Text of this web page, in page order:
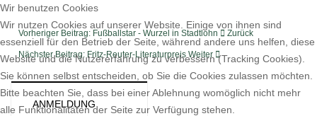
Vorheriger Beitrag: Fußballstar - Wurzel in Stadtlohn Zurück
Nächster Beitrag: Fritz-Reuter-Literaturpreis Weiter
ANMELDUNG
Wir benutzen Cookies
Wir nutzen Cookies auf unserer Website. Einige von ihnen sind
essenziell für den Betrieb der Seite, während andere uns helfen, diese
Website und die Nutzererfahrung zu verbessern (Tracking Cookies).
Sie können selbst entscheiden, ob Sie die Cookies zulassen möchten.
Bitte beachten Sie, dass bei einer Ablehnung womöglich nicht mehr
alle Funktionalitäten der Seite zur Verfügung stehen.